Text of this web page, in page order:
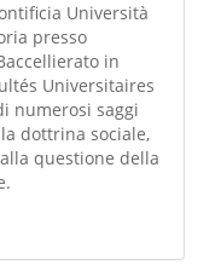
Università
presso
in
Universitaires
numerosi saggi
dottrina sociale,
questione della